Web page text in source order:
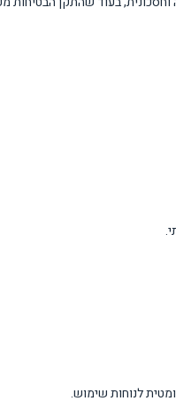
לנוחות שימוש.